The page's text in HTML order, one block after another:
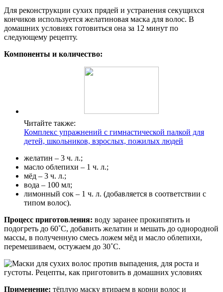
Для реконструкции сухих прядей и устранения секущихся
кончиков используется желатиновая маска для волос. В
домашних условиях готовиться она за 12 минут по
следующему рецепту.
Компоненты и количество:
Читайте также:
Комплекс упражнений с гимнастической палкой для
детей, школьников, взрослых, пожилых людей
желатин – 3 ч. л.;
масло облепихи – 1 ч. л.;
мёд – 3 ч. л.;
вода – 100 мл;
лимонный сок – 1 ч. л. (добавляется в соответствии с
типом волос).
Процесс приготовления: воду заранее прокипятить и
подогреть до 60˚С, добавить желатин и мешать до однородной
массы, в полученную смесь ложем мёд и масло облепихи,
перемешиваем, остужаем до 30˚С.
Применение: тёплую маску втираем в корни волос и